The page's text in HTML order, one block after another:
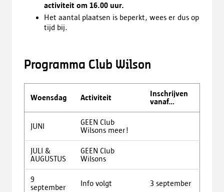
activiteit om 16.00 uur.
Het aantal plaatsen is beperkt, wees er dus op
tijd bij.
Programma Club Wilson
Woensdag Activiteit
Inschrijven
vanaf...
JUNI
GEEN Club
Wilsons meer!
JULI &
AUGUSTUS
GEEN Club
Wilsons
9
september
Info volgt 3 september